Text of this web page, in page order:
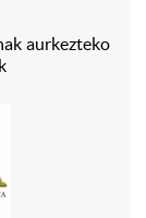
aurkezteko